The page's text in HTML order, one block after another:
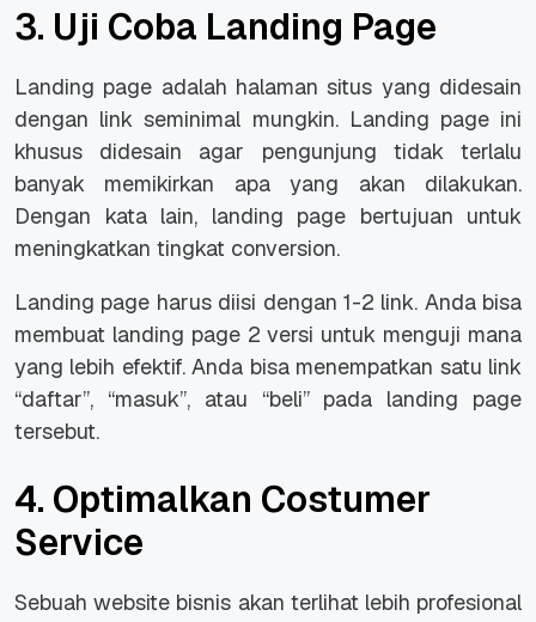
3. Uji Coba Landing Page
Landing page adalah halaman situs yang didesain
dengan link seminimal mungkin. Landing page ini
khusus didesain agar pengunjung tidak terlalu
banyak memikirkan apa yang akan dilakukan.
Dengan kata lain, landing page bertujuan untuk
meningkatkan tingkat conversion.
Landing page harus diisi dengan 1-2 link. Anda bisa
membuat landing page 2 versi untuk menguji mana
yang lebih efektif. Anda bisa menempatkan satu link
“daftar”, “masuk”, atau “beli” pada landing page
tersebut.
4. Optimalkan Costumer
Service
Sebuah website bisnis akan terlihat lebih profesional